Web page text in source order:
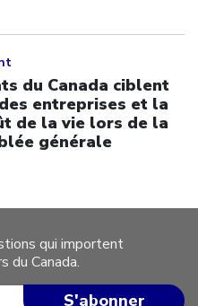
du Canada ciblent
entreprises et la
de la vie lors de la
générale
qui importent
du Canada.